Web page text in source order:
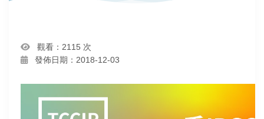
觀看：2115 次
發佈日期：2018-12-03